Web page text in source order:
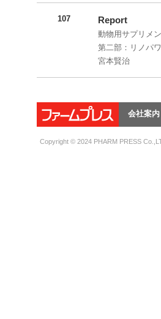
107 Report
動物用サプリメ
第二部：リノパ
宮本賢治
会社案内
Copyright © 2024 PHARM PRESS